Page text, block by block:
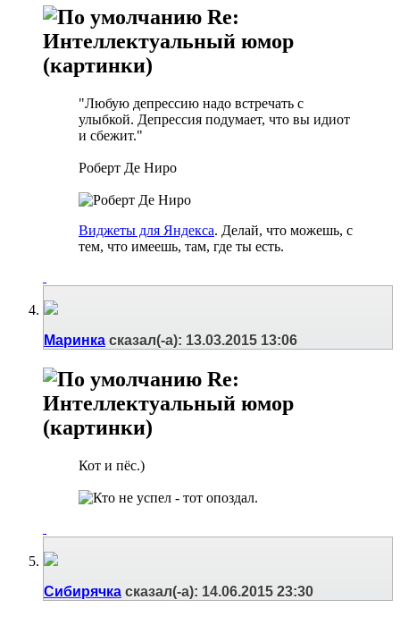
Re:
Интеллектуальный юмор
(картинки)
"Любую депрессию надо встречать с
улыбкой. Депрессия подумает, что вы идиот
и сбежит."
Роберт Де Ниро
Виджеты для Яндекса. Делай, что можешь, с
тем, что имеешь, там, где ты есть.
Маринка сказал(-а): 13.03.2015 13:06
Re:
Интеллектуальный юмор
(картинки)
Кот и пёс.)
Сибирячка сказал(-а): 14.06.2015 23:30